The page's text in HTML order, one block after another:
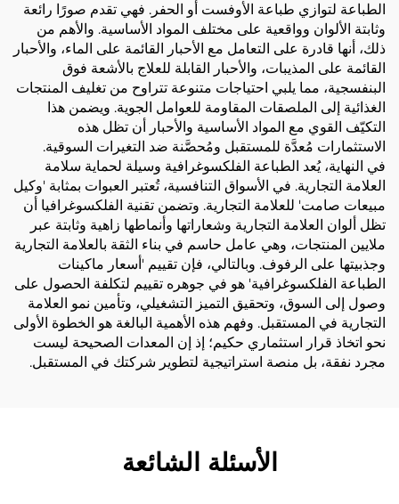
الطباعة لتوازي طباعة الأوفست أو الحفر. فهي تقدم صورًا رائعة
وثابتة الألوان وواقعية على مختلف المواد الأساسية. والأهم من
ذلك، أنها قادرة على التعامل مع الأحبار القائمة على الماء، والأحبار
القائمة على المذيبات، والأحبار القابلة للعلاج بالأشعة فوق
البنفسجية، مما يلبي احتياجات متنوعة تتراوح من تغليف المنتجات
الغذائية إلى الملصقات المقاومة للعوامل الجوية. ويضمن هذا
التكيّف القوي مع المواد الأساسية والأحبار أن تظل هذه
الاستثمارات مُعدَّة للمستقبل ومُحصَّنة ضد التغيرات السوقية.
في النهاية، يُعد الطباعة الفلكسوغرافية وسيلة لحماية سلامة
العلامة التجارية. في الأسواق التنافسية، تُعتبر العبوات بمثابة 'وكيل
مبيعات صامت' للعلامة التجارية. وتضمن تقنية الفلكسوغرافيا أن
تظل ألوان العلامة التجارية وشعاراتها وأنماطها زاهية وثابتة عبر
ملايين المنتجات، وهي عامل حاسم في بناء الثقة بالعلامة التجارية
وجذبيتها على الرفوف. وبالتالي، فإن تقييم 'أسعار ماكينات
الطباعة الفلكسوغرافية' هو في جوهره تقييم لتكلفة الحصول على
وصول إلى السوق، وتحقيق التميز التشغيلي، وتأمين نمو العلامة
التجارية في المستقبل. وفهم هذه الأهمية البالغة هو الخطوة الأولى
نحو اتخاذ قرار استثماري حكيم؛ إذ إن المعدات الصحيحة ليست
مجرد نفقة، بل منصة استراتيجية لتطوير شركتك في المستقبل.
الأسئلة الشائعة